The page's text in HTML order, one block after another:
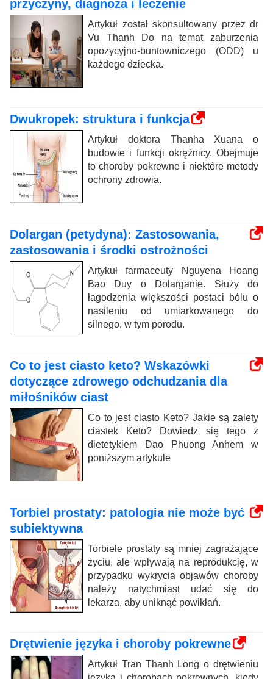
przyczyny, diagnoza i leczenie
Artykuł został skonsultowany przez dr
Vu Thanh Do na temat zaburzenia
opozycyjno-buntowniczego (ODD) u
każdego dziecka.
Dwukropek: struktura i funkcja
Artykuł doktora Thanha Xuana o
budowie i funkcji okrężnicy. Obejmuje
to choroby pokrewne i niektóre metody
ochrony zdrowia.
Dolargan (petydyna): Zastosowania,
zastosowania i środki ostrożności
Artykuł farmaceuty Nguyena Hoang
Bao Duy o Dolarganie. Służy do
łagodzenia większości postaci bólu o
nasileniu od umiarkowanego do
silnego, w tym porodu.
Co to jest ciasto keto? Wskazówki
dotyczące zdrowego odchudzania dla
miłośników ciast
Co to jest ciasto Keto? Jakie są zalety
ciastek Keto? Dowiedz się tego z
dietetykiem Dao Phuong Anhem w
poniższym artykule
Torbiel prostaty: patologia nie może być
subiektywna
Torbiele prostaty są mniej zagrażające
życiu, ale wpływają na reprodukcję, w
przypadku wykrycia objawów choroby
należy natychmiast udać się do
lekarza, aby uniknąć powikłań.
Drętwienie języka i choroby pokrewne
Artykuł Tran Thanh Long o drętwieniu